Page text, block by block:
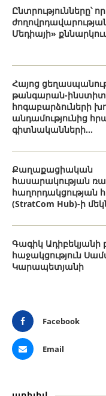
Ընտրությունները՝
Մեդիայի»
Հայոց
թանգարան-
հոգաբարձուների
անդամությունից
գիտնականների...
Քաղաքացիական
հասարակության
հաղորդակցության
(StratCom Hub)-ի
Գագիկ Ադիբեկյանի
հաջակցություն
Կարապետյանի
Facebook
Email